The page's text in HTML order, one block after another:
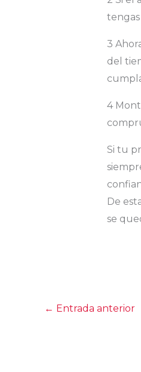
3
del
4
Si tu
De
se
← Entrada anterior